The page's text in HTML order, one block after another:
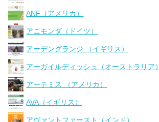
ANF（アメリカ）
アニモンダ（ドイツ）
アーデングランジ （イギリス）
アーガイルディッシュ（オーストラリア）
アーテミス （アメリカ）
AVA（イギリス）
アヴァントファースト（インド）